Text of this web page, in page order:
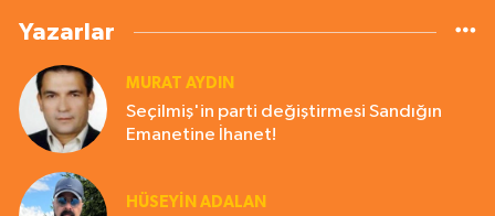
Yazarlar
MURAT AYDIN
Seçilmiş'in parti değiştirmesi Sandığın
Emanetine İhanet!
HÜSEYIN ADALAN